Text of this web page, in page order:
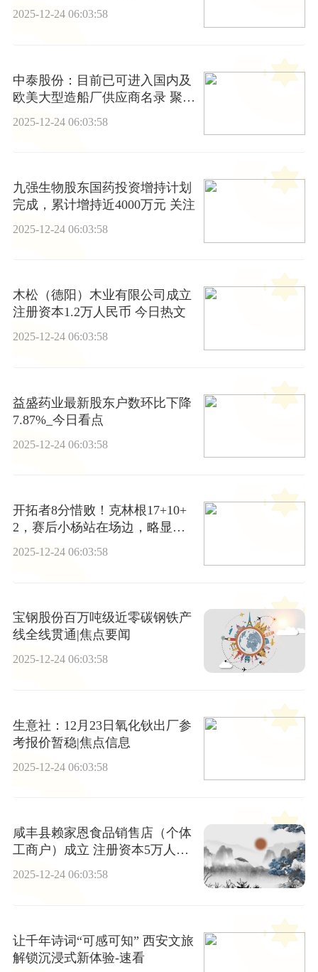
2025-12-24 06:03:58
中泰股份：目前已可进入国内及
欧美大型造船厂供应商名录 聚看
2025-12-24 06:03:58
九强生物股东国药投资增持计划
完成，累计增持近4000万元 关注
2025-12-24 06:03:58
木松（德阳）木业有限公司成立
注册资本1.2万人民币 今日热文
2025-12-24 06:03:58
益盛药业最新股东户数环比下降
7.87%_今日看点
2025-12-24 06:03:58
开拓者8分惜败！克林根17+10+
2，赛后小杨站在场边，略显落
寞-今日热搜
2025-12-24 06:03:58
宝钢股份百万吨级近零碳钢铁产
线全线贯通|焦点要闻
2025-12-24 06:03:58
生意社：12月23日氧化钬出厂参
考报价暂稳|焦点信息
2025-12-24 06:03:58
咸丰县赖家恩食品销售店（个体
工商户）成立 注册资本5万人民
币
2025-12-24 06:03:58
让千年诗词“可感可知” 西安文旅
解锁沉浸式新体验-速看